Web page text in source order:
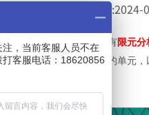
发布时间 :2024-
划分的目的是什么？对有限元分
物体分解成小的、简单的单元
得准确的仿真结果。
注，当前客服人员不在
打客服电话：18620856